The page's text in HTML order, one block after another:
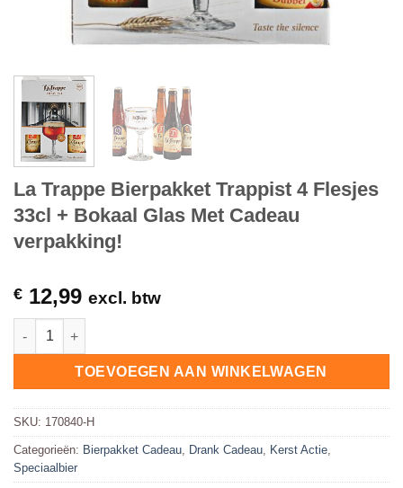
La Trappe Bierpakket Trappist 4 Flesjes
33cl + Bokaal Glas Met Cadeau
verpakking!
€ 12,99 excl. btw
La Trappe Bierpakket Trappist 4 Flesjes 33cl + Bokaal Glas
TOEVOEGEN AAN WINKELWAGEN
SKU: 170840-H
Categorieën: Bierpakket Cadeau, Drank Cadeau, Kerst Actie,
Speciaalbier